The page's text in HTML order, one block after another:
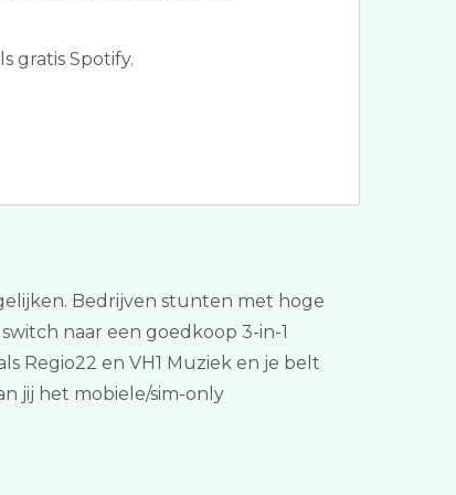
gratis Spotify.
Bedrijven stunten met hoge
naar een goedkoop 3-in-1
Regio22 en VH1 Muziek en je belt
jij het mobiele/sim-only